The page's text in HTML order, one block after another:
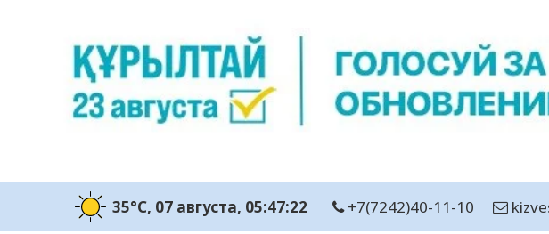
35°C, 07 августа, 05:47:23 +7(7242)40-11-10